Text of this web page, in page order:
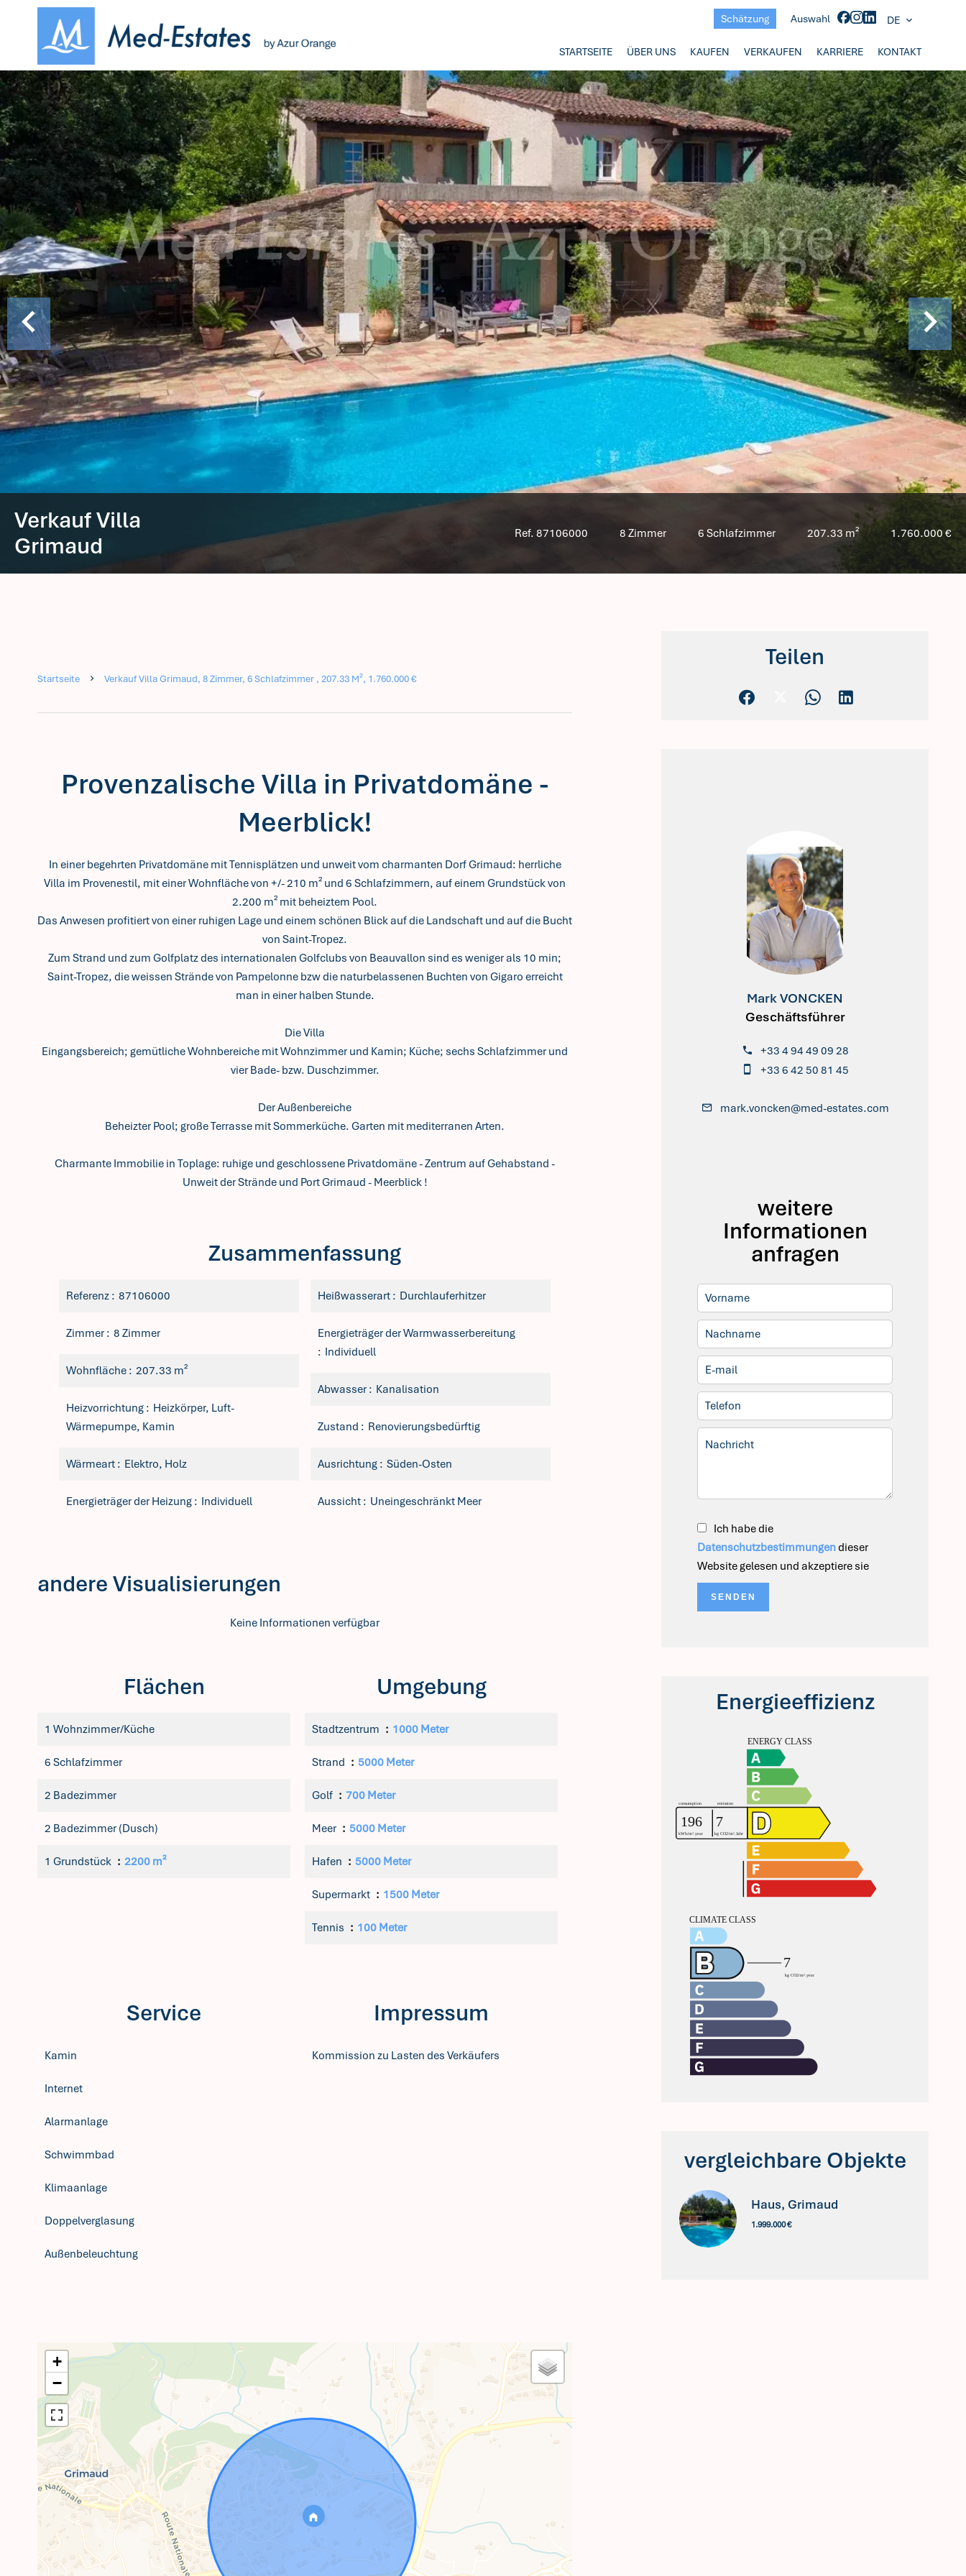
Schätzung Auswahl DE
STARTSEITE ÜBER UNS KAUFEN VERKAUFEN KARRIERE KONTAKT
Verkauf Villa
Grimaud
Ref. 87106000 8 Zimmer 6 Schlafzimmer 207.33 m² 1.760.000 €
Startseite Verkauf Villa Grimaud, 8 Zimmer, 6 Schlafzimmer , 207.33 M², 1.760.000 €
Provenzalische Villa in Privatdomäne -
Meerblick!
In einer begehrten Privatdomäne mit Tennisplätzen und unweit vom charmanten Dorf Grimaud: herrliche
Villa im Provenestil, mit einer Wohnfläche von +/- 210 m² und 6 Schlafzimmern, auf einem Grundstück von
2.200 m² mit beheiztem Pool.
Das Anwesen profitiert von einer ruhigen Lage und einem schönen Blick auf die Landschaft und auf die Bucht
von Saint-Tropez.
Zum Strand und zum Golfplatz des internationalen Golfclubs von Beauvallon sind es weniger als 10 min;
Saint-Tropez, die weissen Strände von Pampelonne bzw die naturbelassenen Buchten von Gigaro erreicht
man in einer halben Stunde.
Die Villa
Eingangsbereich; gemütliche Wohnbereiche mit Wohnzimmer und Kamin; Küche; sechs Schlafzimmer und
vier Bade- bzw. Duschzimmer.
Der Außenbereiche
Beheizter Pool; große Terrasse mit Sommerküche. Garten mit mediterranen Arten.
Charmante Immobilie in Toplage: ruhige und geschlossene Privatdomäne - Zentrum auf Gehabstand -
Unweit der Strände und Port Grimaud - Meerblick !
Zusammenfassung
Referenz 87106000
Zimmer 8 Zimmer
Wohnfläche 207.33 m²
Heizvorrichtung
Heizkörper, Luft-
Wärmepumpe, Kamin
Wärmeart Elektro, Holz
Energieträger der Heizung Individuell
Heißwasserart Durchlauferhitzer
Energieträger der Warmwasserbereitung
Individuell
Abwasser Kanalisation
Zustand Renovierungsbedürftig
Ausrichtung Süden-Osten
Aussicht Uneingeschränkt Meer
andere Visualisierungen
Keine Informationen verfügbar
Flächen
1 Wohnzimmer/Küche
6 Schlafzimmer
2 Badezimmer
2 Badezimmer (Dusch)
1 Grundstück 2200 m²
Umgebung
Stadtzentrum 1000 Meter
Strand 5000 Meter
Golf 700 Meter
Meer 5000 Meter
Hafen 5000 Meter
Supermarkt 1500 Meter
Tennis 100 Meter
Service
Kamin
Internet
Alarmanlage
Schwimmbad
Klimaanlage
Doppelverglasung
Außenbeleuchtung
Impressum
Kommission zu Lasten des Verkäufers
+
−
Teilen
Mark VONCKEN
Geschäftsführer
+33 4 94 49 09 28
+33 6 42 50 81 45
mark.voncken@med-estates.com
weitere
Informationen
anfragen
Ich habe die
Datenschutzbestimmungendieser
Website gelesen und akzeptiere sie
SENDEN
Energieeffizienz
vergleichbare Objekte
Haus, Grimaud
1.999.000 €